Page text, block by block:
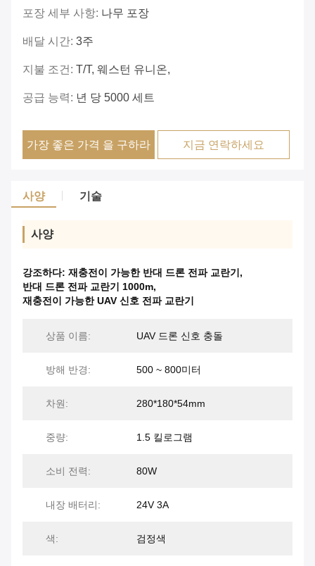
포장 세부 사항: 나무 포장
배달 시간: 3주
지불 조건: T/T, 웨스턴 유니온,
공급 능력: 년 당 5000 세트
가장 좋은 가격 을 구하라 지금 연락하세요
사양 기술
사양
강조하다: 재충전이 가능한 반대 드론 전파 교란기 ,
반대 드론 전파 교란기 1000m,
재충전이 가능한 UAV 신호 전파 교란기
상품 이름: UAV 드론 신호 충돌
방해 반경: 500 ~ 800미터
차원: 280*180*54mm
중량: 1.5 킬로그램
소비 전력: 80W
내장 배터리: 24V 3A
색: 검정색